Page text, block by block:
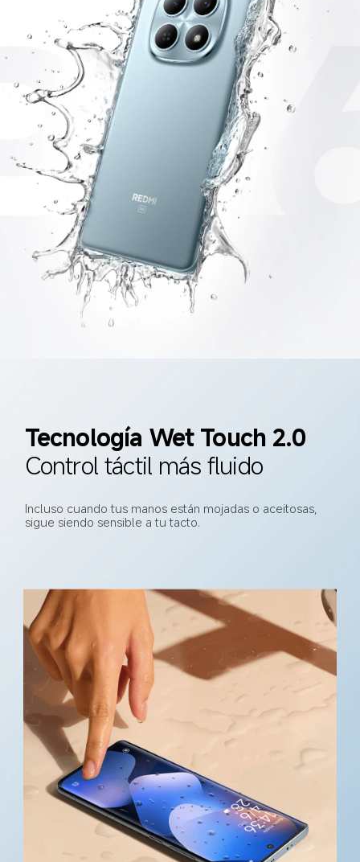
Tecnología Wet Touch 2.0
Control táctil más fluido
Incluso cuando tus manos están mojadas o aceitosas,
sigue siendo sensible a tu tacto.